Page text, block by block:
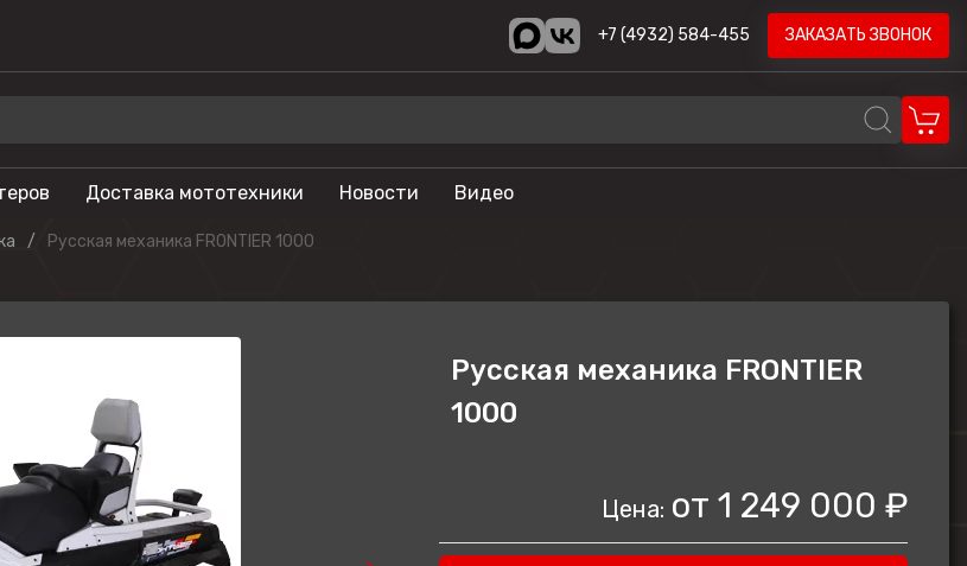
+7 (4932) 584-455 ЗАКАЗАТЬ ЗВОНОК
Гидроциклы
Питбайки
Туристические
мотоциклы
Phoenix
Volzhanka
STELS
Русская механика
CYCLONE
ZONTES
Доставка мототехники Новости Видео
Русская механика FRONTIER 1000
Русская механика FRONTIER
1000
Цена: от 1 249 000 ₽